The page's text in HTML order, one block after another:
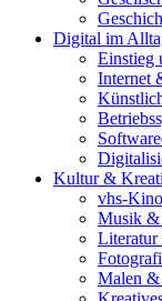
Digital im
Einstieg
Internet
Kultur &
vhs-Kino
Musik &
Malen &